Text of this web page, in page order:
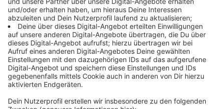
Staus und eine Belastung der nachbarschaftlichen
Beziehungen. Besonders der Handel in Kleve ist auf
Kunden aus den Niederlanden angewiesen. Die
Kontrollen seien Symbolhandlungen, weil die Grenze
effektiv nicht kontrollierbar sei, sagte der
niederländische Honorarkonsul für Kleve Freddy
Heinzel der Rheinischen Post. Befürworter wie der
CDU-Landtagsabgeordnete Günther Bergmann
verweisen auf festgenommene Straftäter und eine